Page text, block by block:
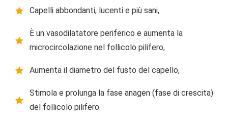
Capelli abbondanti, lucenti e più sani,
È un vasodilatatore periferico e aumenta la
microcircolazione nel follicolo pilifero,
Aumenta il diametro del fusto del capello,
Stimola e prolunga la fase anagen (fase di crescita)
del follicolo pilifero.